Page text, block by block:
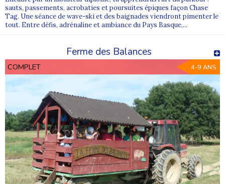
sauts, passements, acrobaties et poursuites épiques façon Chase
Tag. Une séance de wave-ski et des baignades viendront pimenter le
tout. Entre défis, adrénaline et ambiance du Pays Basque,...
Ferme des Balances
COMPLET 4-9 ANS